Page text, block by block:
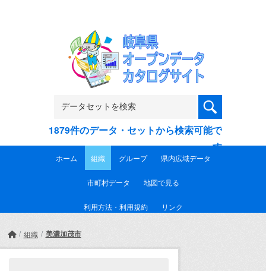
1879件のデータ・セットから検索可能で
す
ホーム 組織 グループ 県内広域データ
市町村データ 地図で見る
利用方法・利用規約 リンク
組織 美濃加茂市